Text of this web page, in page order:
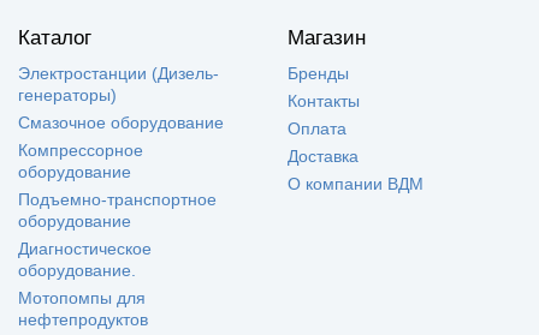
Каталог
Электростанции (Дизель-
генераторы)
Смазочное оборудование
Компрессорное
оборудование
Подъемно-транспортное
оборудование
Диагностическое
оборудование.
Мотопомпы для
нефтепродуктов
Магазин
Бренды
Контакты
Оплата
Доставка
О компании ВДМ